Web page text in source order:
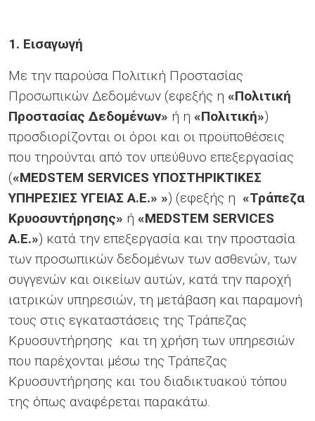
1. Εισαγωγή
Με την παρούσα Πολιτική Προστασίας
Προσωπικών Δεδομένων (εφεξής η «Πολιτική
Προστασίας Δεδομένων» ή η «Πολιτική»)
προσδιορίζονται οι όροι και οι προϋποθέσεις
που τηρούνται από τον υπεύθυνο επεξεργασίας
(«MEDSTEM SERVICES ΥΠΟΣΤΗΡΙΚΤΙΚΕΣ
ΥΠΗΡΕΣΙΕΣ ΥΓΕΙΑΣ Α.Ε.» ») (εφεξής η «Τράπεζα
Κρυοσυντήρησης» ή «MEDSTEM SERVICES
A.E.») κατά την επεξεργασία και την προστασία
των προσωπικών δεδομένων των ασθενών, των
συγγενών και οικείων αυτών, κατά την παροχή
ιατρικών υπηρεσιών, τη μετάβαση και παραμονή
τους στις εγκαταστάσεις της Τράπεζας
Κρυοσυντήρησης και τη χρήση των υπηρεσιών
που παρέχονται μέσω της Τράπεζας
Κρυοσυντήρησης και του διαδικτυακού τόπου
της όπως αναφέρεται παρακάτω.